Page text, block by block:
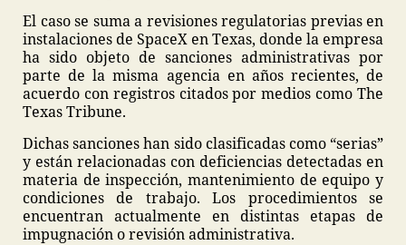
El caso se suma a revisiones regulatorias previas en
instalaciones de SpaceX en Texas, donde la empresa
ha sido objeto de sanciones administrativas por
parte de la misma agencia en años recientes, de
acuerdo con registros citados por medios como The
Texas Tribune.
Dichas sanciones han sido clasificadas como “serias”
y están relacionadas con deficiencias detectadas en
materia de inspección, mantenimiento de equipo y
condiciones de trabajo. Los procedimientos se
encuentran actualmente en distintas etapas de
impugnación o revisión administrativa.